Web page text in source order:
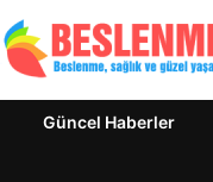
Güncel Haberler